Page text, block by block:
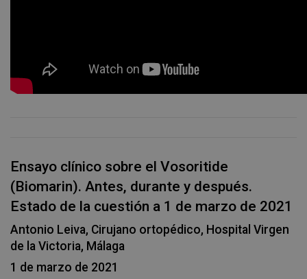
Ensayo clínico sobre el Vosoritide
(Biomarin). Antes, durante y después.
Estado de la cuestión a 1 de marzo de 2021
Antonio Leiva, Cirujano ortopédico, Hospital Virgen
de la Victoria, Málaga
1 de marzo de 2021